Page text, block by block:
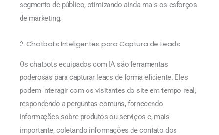
segmento de público, otimizando ainda mais os esforços
de marketing.
2. Chatbots Inteligentes para Captura de Leads
Os chatbots equipados com IA são ferramentas
poderosas para capturar leads de forma eficiente. Eles
podem interagir com os visitantes do site em tempo real,
respondendo a perguntas comuns, fornecendo
informações sobre produtos ou serviços e, mais
importante, coletando informações de contato dos